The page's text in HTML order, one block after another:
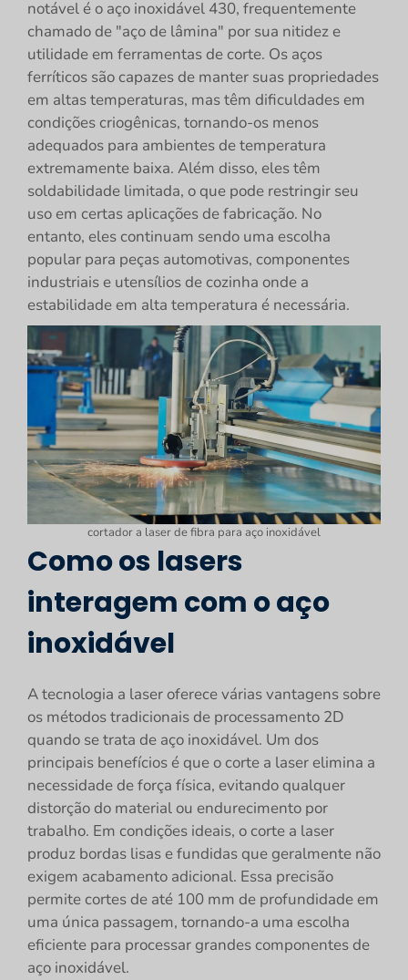
notável é o aço inoxidável 430, frequentemente
chamado de "aço de lâmina" por sua nitidez e
utilidade em ferramentas de corte. Os aços
ferríticos são capazes de manter suas propriedades
em altas temperaturas, mas têm dificuldades em
condições criogênicas, tornando-os menos
adequados para ambientes de temperatura
extremamente baixa. Além disso, eles têm
soldabilidade limitada, o que pode restringir seu
uso em certas aplicações de fabricação. No
entanto, eles continuam sendo uma escolha
popular para peças automotivas, componentes
industriais e utensílios de cozinha onde a
estabilidade em alta temperatura é necessária.
cortador a laser de fibra para aço inoxidável
Como os lasers
interagem com o aço
inoxidável
A tecnologia a laser oferece várias vantagens sobre
os métodos tradicionais de processamento 2D
quando se trata de aço inoxidável. Um dos
principais benefícios é que o corte a laser elimina a
necessidade de força física, evitando qualquer
distorção do material ou endurecimento por
trabalho. Em condições ideais, o corte a laser
produz bordas lisas e fundidas que geralmente não
exigem acabamento adicional. Essa precisão
permite cortes de até 100 mm de profundidade em
uma única passagem, tornando-a uma escolha
eficiente para processar grandes componentes de
aço inoxidável.